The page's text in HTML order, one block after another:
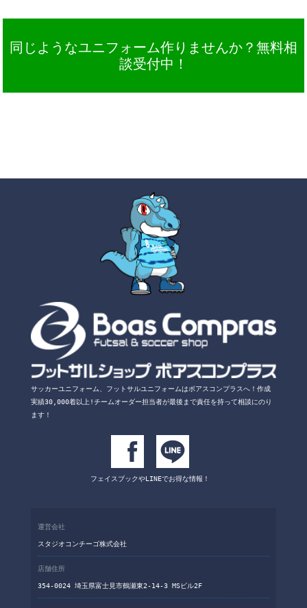
同じようなユニフォーム作りませんか？無料相
談受付中！
サッカーユニフォーム、フットサルユニフォームはボアスコンプラスへ！ 作成
実績30,000着以上!チームオーダー担当者が最後まで責任を持って相談にのり
ます！
フェイスブックやLINEでお得な情報！
運営会社
スタジオコンチーゴ株式会社
店舗住所
354-0024 埼玉県富士見市鶴瀬東2-14-3 MSビル2F